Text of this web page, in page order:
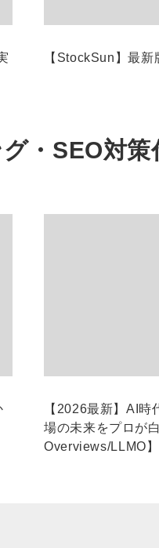
【StockSun】最
・SEO対
【2026最新】AI
場の未来をプロが
Overviews/LLMO】